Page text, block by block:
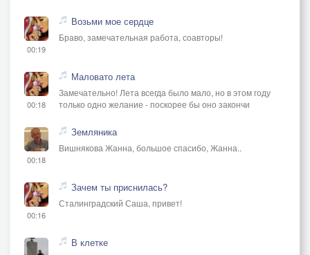
00:19
Возьми мое сердце
Браво, замечательная работа, соавторы!
00:18
Маловато лета
Замечательно! Лета всегда было мало, но в этом году
только одно желание - поскорее бы оно закончи
00:18
Земляника
Вишнякова Жанна, большое спасибо, Жанна..
00:16
Зачем ты приснилась?
Сталинградский Саша, привет!
В клетке